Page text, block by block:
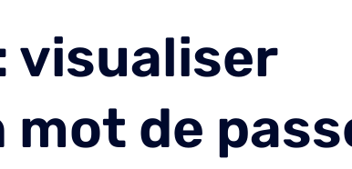
visualiser
mot de